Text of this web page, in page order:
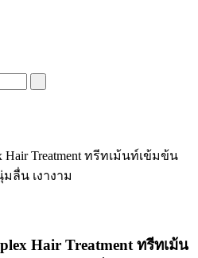
Hair Treatment ทรีทเม้น